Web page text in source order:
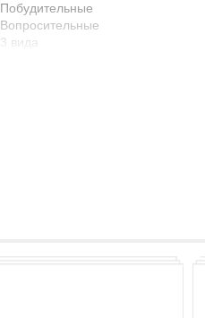
Побудительные
Вопросительные
3 вида